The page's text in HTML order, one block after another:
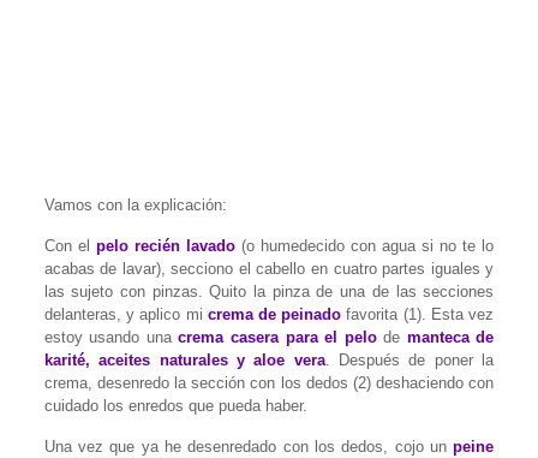
Vamos con la explicación:
Con el pelo recién lavado(o humedecido con agua si no te lo
acabas de lavar), secciono el cabello en cuatro partes iguales y
las sujeto con pinzas. Quito la pinza de una de las secciones
delanteras, y aplico mi crema de peinado favorita (1). Esta vez
estoy usando unacrema casera para el pelode manteca de
karité, aceites naturales y aloe vera. Después de poner la
crema, desenredo la sección con los dedos (2) deshaciendo con
cuidado los enredos que pueda haber.
Una vez que ya he desenredado con los dedos, cojo unpeine